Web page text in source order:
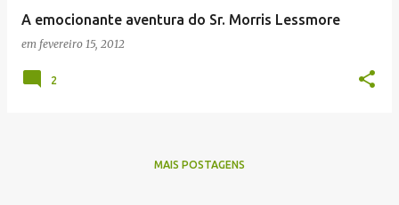
A emocionante aventura do Sr. Morris Lessmore
em fevereiro 15, 2012
2
MAIS POSTAGENS